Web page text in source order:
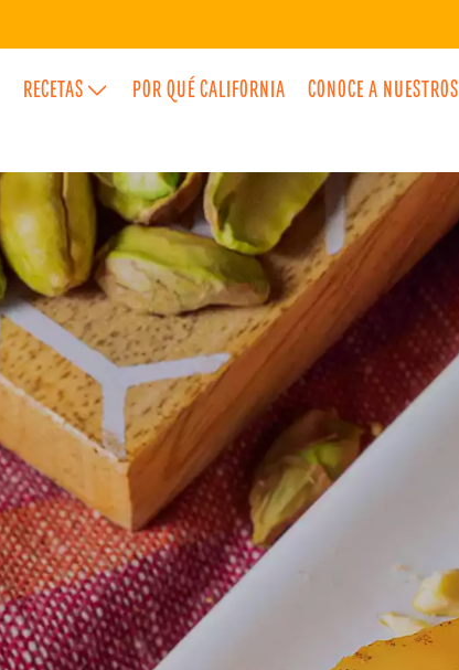
RECETAS POR QUÉ CALIFORNIA CONOCE A